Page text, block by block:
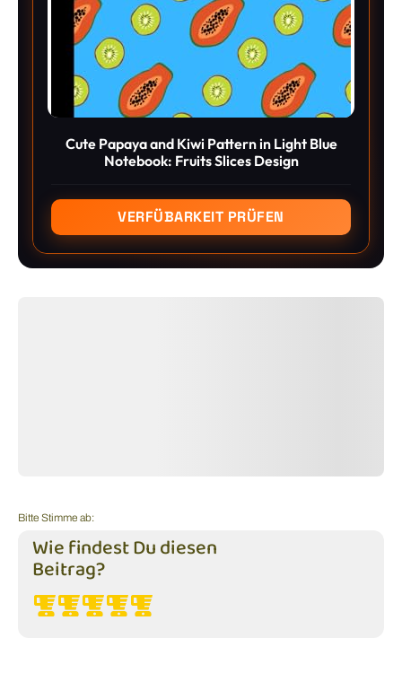
Cute Papaya and Kiwi Pattern in Light Blue
Notebook: Fruits Slices Design
VERFÜBARKEIT PRÜFEN
Bitte Stimme ab:
Wie findest Du diesen
Beitrag?